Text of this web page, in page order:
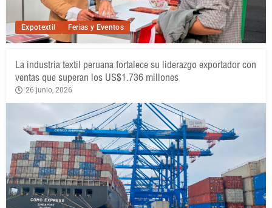
Expotextil Ferias y Eventos
La industria textil peruana fortalece su liderazgo exportador con
ventas que superan los US$1.736 millones
26 junio, 2026